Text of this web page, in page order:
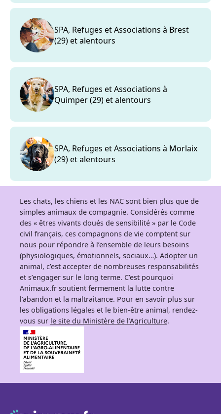
SPA, Refuges et Associations à Brest
(29) et alentours
SPA, Refuges et Associations à
Quimper (29) et alentours
SPA, Refuges et Associations à Morlaix
(29) et alentours
Les chats, les chiens et les NAC sont bien plus que de
simples animaux de compagnie. Considérés comme
des « êtres vivants doués de sensibilité » par le Code
civil français, ces compagnons de vie comptent sur
nous pour répondre à l’ensemble de leurs besoins
(physiologiques, émotionnels, sociaux…). Adopter un
animal, c’est accepter de nombreuses responsabilités
et s’engager sur le long terme. C’est pourquoi
Animaux.fr soutient fermement la lutte contre
l’abandon et la maltraitance. Pour en savoir plus sur
les obligations légales et le bien-être animal, rendez-
vous sur le site du Ministère de l’Agriculture.